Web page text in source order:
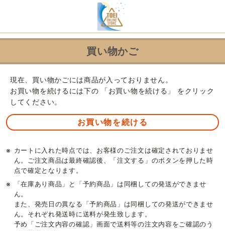
買い物かご
現在、買い物かごには商品が入っておりません。
お買い物を続けるには下の 「お買い物を続ける」 をクリック
してください。
※ カートに入れた時点では、お客様のご注文は確定されておりませ
ん。ご注文商品は最終確認後、「注文する」のボタンを押した時
点で確定となります。
※
「在庫あり商品」と「予約商品」は同梱しての発送ができませ
ん。
また、発売日の異なる「予約商品」は同梱しての発送ができませ
ん。それぞれ発送時に送料が発生致します。
予め「ご注文内容の確認」画面で送料等の注文内容をご確認のう